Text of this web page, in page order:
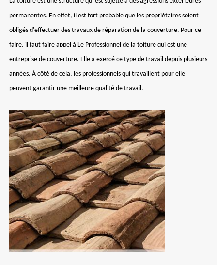
permanentes. En effet, il est fort probable que les propriétaires soient
obligés d'effectuer des travaux de réparation de la couverture. Pour ce
faire, il faut faire appel à Le Professionnel de la toiture qui est une
entreprise de couverture. Elle a exercé ce type de travail depuis plusieurs
années. À côté de cela, les professionnels qui travaillent pour elle
peuvent garantir une meilleure qualité de travail.